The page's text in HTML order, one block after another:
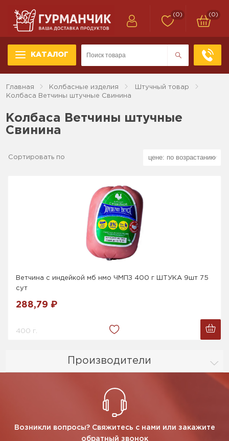
КАТАЛОГ
(0) (0)
Главная Колбасные изделия
Штучный товар
Колбаса Ветчины штучные Свинина
Производители
Колбаса Ветчины штучные
Свинина
Сортировать по
Ветчина с индейкой мб нмо ЧМПЗ 400 г ШТУКА 9шт 75
сут
288,79 ₽
400 г.
Возникли вопросы? Свяжитесь с нами или закажите
обратный звонок